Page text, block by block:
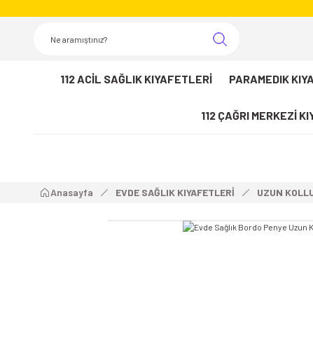
112 ACİL SAĞLIK KIYAFETLERİ PARAMEDIK
112 ÇAĞRI MERKEZİ
Anasayfa EVDE SAĞLIK KIYAFETLERİ UZUN